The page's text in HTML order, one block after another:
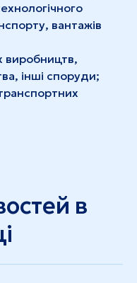
вантажів
виробництв,
інші споруди;
в